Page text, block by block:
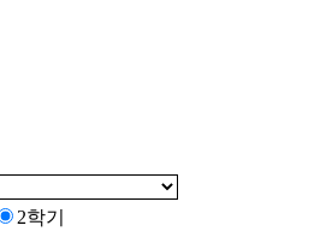
2학기